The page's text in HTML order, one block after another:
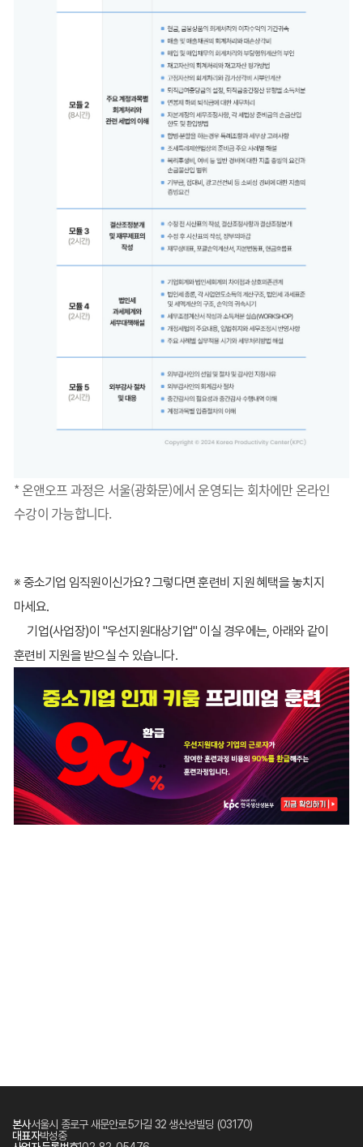
* 온앤오프 과정은 서울(광화문)에서 운영되는 회차에만 온라인
수강이 가능합니다.
※ 중소기업 임직원이신가요? 그렇다면 훈련비 지원 혜택을 놓치지
마세요.
기업(사업장)이 "우선지원대상기업" 이실 경우에는, 아래와 같이
훈련비 지원을 받으실 수 있습니다.
본사서울시 종로구 새문안로5가길 32 생산성빌딩 (03170)
대표자박성중